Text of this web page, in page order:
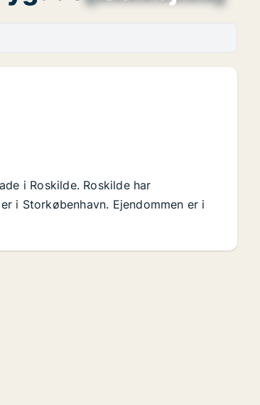
i Roskilde. Roskilde har
i Storkøbenhavn. Ejendommen er i